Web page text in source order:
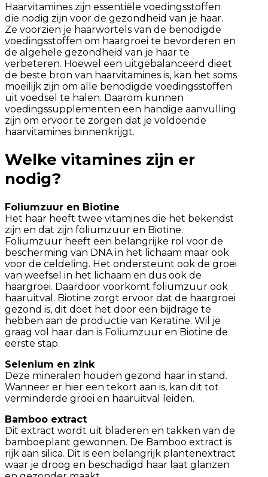
Haarvitamines zijn essentiële voedingsstoffen
die nodig zijn voor de gezondheid van je haar.
Ze voorzien je haarwortels van de benodigde
voedingsstoffen om haargroei te bevorderen en
de algehele gezondheid van je haar te
verbeteren. Hoewel een uitgebalanceerd dieet
de beste bron van haarvitamines is, kan het soms
moeilijk zijn om alle benodigde voedingsstoffen
uit voedsel te halen. Daarom kunnen
voedingssupplementen een handige aanvulling
zijn om ervoor te zorgen dat je voldoende
haarvitamines binnenkrijgt.
Welke vitamines zijn er
nodig?
Foliumzuur en Biotine
Het haar heeft twee vitamines die het bekendst
zijn en dat zijn foliumzuur en Biotine.
Foliumzuur heeft een belangrijke rol voor de
bescherming van DNA in het lichaam maar ook
voor de celdeling. Het ondersteunt ook de groei
van weefsel in het lichaam en dus ook de
haargroei. Daardoor voorkomt foliumzuur ook
haaruitval. Biotine zorgt ervoor dat de haargroei
gezond is, dit doet het door een bijdrage te
hebben aan de productie van Keratine. Wil je
graag vol haar dan is Foliumzuur en Biotine de
eerste stap.
Selenium en zink
Deze mineralen houden gezond haar in stand.
Wanneer er hier een tekort aan is, kan dit tot
verminderde groei en haaruitval leiden.
Bamboo extract
Dit extract wordt uit bladeren en takken van de
bamboeplant gewonnen. De Bamboo extract is
rijk aan silica. Dit is een belangrijk plantenextract
waar je droog en beschadigd haar laat glanzen